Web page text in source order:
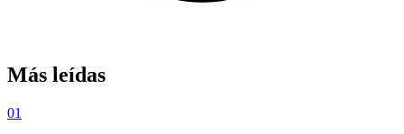
Más leídas
01